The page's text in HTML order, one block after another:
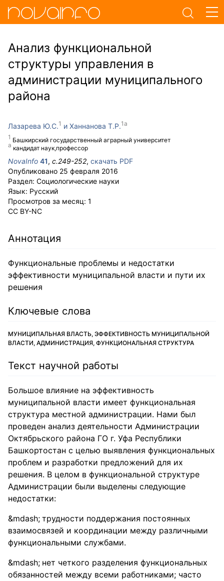
Анализ функциональной
структуры управления в
администрации муниципального
района
Лазарева Ю.С.
Башкирский государственный аграрный университет
Ханнанова Т.Р.
кандидат наук,профессор
NovaInfo 41, с.249-252, скачать PDF
Опубликовано 25 февраля 2016
Раздел: Социологические науки
Язык: Русский
Просмотров за месяц: 1
CC BY-NC
Аннотация
Функциональные проблемы и недостатки
эффективности муниципальной власти и пути их
решения
Ключевые слова
МУНИЦИПАЛЬНАЯ ВЛАСТЬ, ЭФФЕКТИВНОСТЬ МУНИЦИПАЛЬНОЙ
ВЛАСТИ, АДМИНИСТРАЦИЯ, ФУНКЦИОНАЛЬНАЯ СТРУКТУРА
Текст научной работы
Большое влияние на эффективность
муниципальной власти имеет функциональная
структура местной администрации. Нами был
проведен анализ деятельности Администрации
Октябрьского района ГО г. Уфа Республики
Башкортостан с целью выявления функциональных
проблем и разработки предложений для их
решения. В целом в функциональной структуре
Администрации были выделены следующие
недостатки:
трудности поддержания постоянных
взаимосвязей и координации между различными
функциональными службами.
нет четкого разделения функциональных
обязанностей между всеми работниками; часто